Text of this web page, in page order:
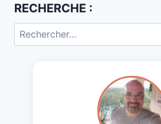
RECHERCHE :
Rechercher :